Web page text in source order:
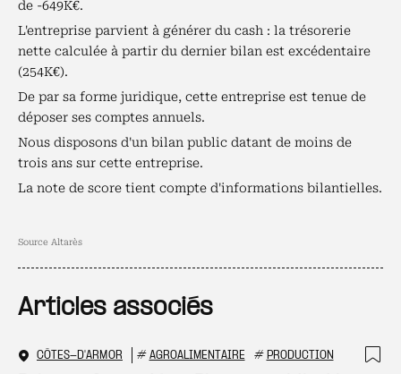
de -649K€.
L'entreprise parvient à générer du cash : la trésorerie
nette calculée à partir du dernier bilan est excédentaire
(254K€).
De par sa forme juridique, cette entreprise est tenue de
déposer ses comptes annuels.
Nous disposons d'un bilan public datant de moins de
trois ans sur cette entreprise.
La note de score tient compte d'informations bilantielles.
Source Altarès
Articles associés
CÔTES-D'ARMOR # AGROALIMENTAIRE # PRODUCTION